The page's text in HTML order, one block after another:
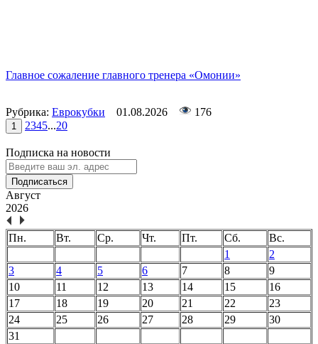
Главное сожаление главного тренера «Омонии»
Рубрика: Еврокубки 01.08.2026 176
1 2345...20
Подписка на новости
Подписаться
Август
2026
Пн. Вт. Ср. Чт. Пт. Сб.
Вс.
1
2
3
4 5 6 7 8
9
10
11 12 13 14 15
16
17
18 19 20 21 22
23
24
25 26 27 28 29
30
31